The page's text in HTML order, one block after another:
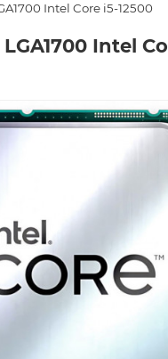
Intel Core i5-12500
Intel